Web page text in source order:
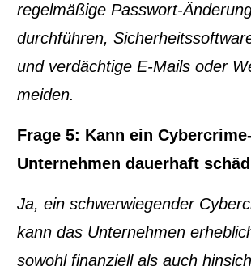
regelmäßige Passwort-
durchführen,
und verdächtige E-Mails oder
meiden.
Frage 5: Kann ein
Unternehmen dauerhaft
Ja, ein schwerwiegender
kann das Unternehmen
sowohl finanziell als auch